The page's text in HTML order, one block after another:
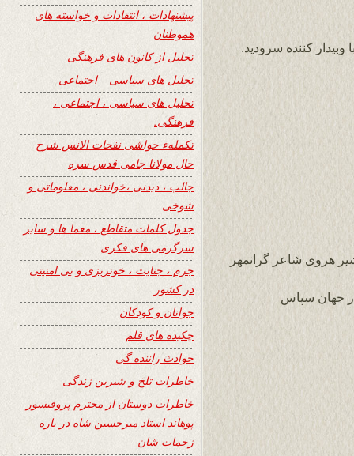
وبیدار کننده سرودید.
هروی شاعر گرانمهر
جهان سپاس
پیشنهادات ، انتقادات و خواسته های
هموطنان
تجلیل از کانون های فرهنگی
تحلیل های سیاسی – اجتماعی
تحلیل های سیاسی ، اجتماعی ،
فرهنگی.
تکملهء حواشی نفحات الانس شرح
حال مولانا جامی قدس سره
جالب ، دیدنی ،خواندنی ، معلوماتی و
شوخی
جدول کلمات متقاطع ، معما ها و سایر
سرگرمی های فکری
جرم ، جنایت ، خونریزی و بی امنیتی
در کشور
جوانان و کودکان
چکیده های قلم
حوادث راننده گی
خاطرات تلخ و شیرین زندگی
خاطرات دوستان از محترم پروفیسور
پوهاند استاد میرحسین شاه در باره
زحمات شان